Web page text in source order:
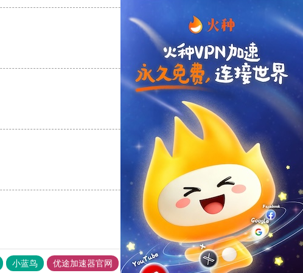
支持[0] 反对
支持
支持 反对 [0]
小蓝鸟 优途加速器官网 风驰加速器 旋风加速器 八戒看书